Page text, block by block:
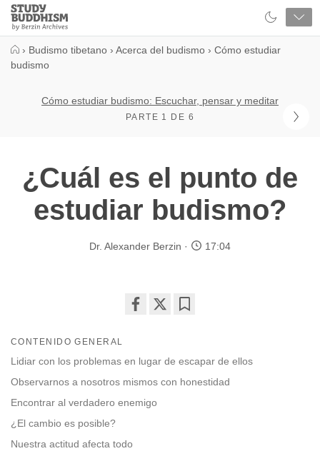
Close
Study
Buddhism
› Budismo tibetano › Acerca del budismo › Cómo estudiar
budismo
Cómo estudiar budismo: Escuchar, pensar y meditar
PARTE 1 DE 6
¿Cuál es el punto de
estudiar budismo?
Dr. Alexander Berzin 17:04
facebook
CONTENIDO GENERAL
Lidiar con los problemas en lugar de escapar de ellos
Observarnos a nosotros mismos con honestidad
Encontrar al verdadero enemigo
¿El cambio es posible?
Nuestra actitud afecta todo